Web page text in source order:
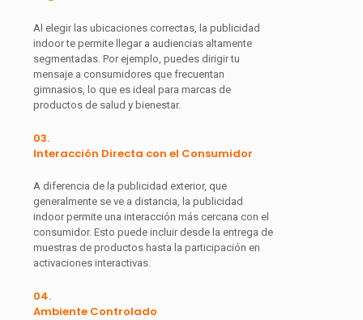
Al elegir las ubicaciones correctas, la publicidad
indoor te permite llegar a audiencias altamente
segmentadas. Por ejemplo, puedes dirigir tu
mensaje a consumidores que frecuentan
gimnasios, lo que es ideal para marcas de
productos de salud y bienestar.
03.
Interacción Directa con el Consumidor
A diferencia de la publicidad exterior, que
generalmente se ve a distancia, la publicidad
indoor permite una interacción más cercana con el
consumidor. Esto puede incluir desde la entrega de
muestras de productos hasta la participación en
activaciones interactivas.
04.
Ambiente Controlado